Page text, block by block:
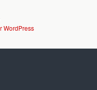
WordPress